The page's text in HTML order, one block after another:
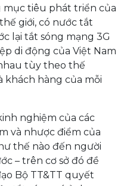
mục tiêu phát triển của
giới, có nước tắt
lại tắt sóng mạng 3G
di động của Việt Nam
tùy theo thế
khách hàng của mỗi
nghiệm của các
và nhược điểm của
thế nào đến người
– trên cơ sở đó đề
Bộ TT&TT quyết